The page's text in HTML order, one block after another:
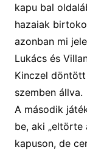
kapu bal
hazaiak
azonban mi
Lukács és
Kinczel
szemben állva.
A második
be, aki „eltörte
kapuson, de